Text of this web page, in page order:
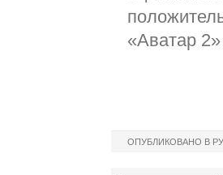
«Аватар
ОПУБЛИКОВАНО В